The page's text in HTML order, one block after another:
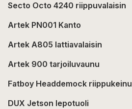
Secto Octo 4240 riippuvalaisin
Artek PN001 Kanto
Artek A805 lattiavalaisin
Artek 900 tarjoiluvaunu
Fatboy Headdemock riippukeinu
DUX Jetson lepotuoli